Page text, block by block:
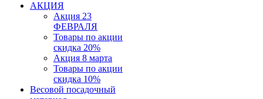
АКЦИЯ
Акция 23
ФЕВРАЛЯ
Товары по акции
скидка 20%
Акция 8 марта
Товары по акции
скидка 10%
Весовой посадочный